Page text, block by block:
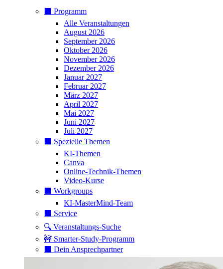
⬛️ Programm
Alle Veranstaltungen
August 2026
September 2026
Oktober 2026
November 2026
Dezember 2026
Januar 2027
Februar 2027
März 2027
April 2027
Mai 2027
Juni 2027
Juli 2027
⬛️ Spezielle Themen
KI-Themen
Canva
Online-Technik-Themen
Video-Kurse
⬛️ Workgroups
KI-MasterMind-Team
⬛️ Service
🔍 Veranstaltungs-Suche
🚧 Smarter-Study-Programm
⬛️ Dein Ansprechpartner